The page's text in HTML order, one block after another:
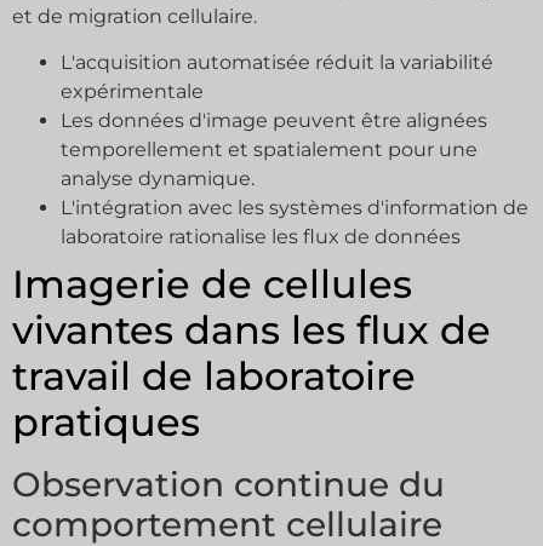
et de migration cellulaire.
L'acquisition automatisée réduit la variabilité
expérimentale
Les données d'image peuvent être alignées
temporellement et spatialement pour une
analyse dynamique.
L'intégration avec les systèmes d'information de
laboratoire rationalise les flux de données
Imagerie de cellules
vivantes dans les flux de
travail de laboratoire
pratiques
Observation continue du
comportement cellulaire